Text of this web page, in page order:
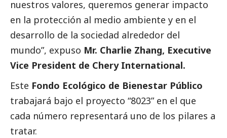
nuestros valores, queremos generar impacto
en la protección al medio ambiente y en el
desarrollo de la sociedad alrededor del
mundo”, expuso Mr. Charlie Zhang, Executive
Vice President de Chery International.
Este Fondo Ecológico de Bienestar Público
trabajará bajo el proyecto “8023” en el que
cada número representará uno de los pilares a
tratar.